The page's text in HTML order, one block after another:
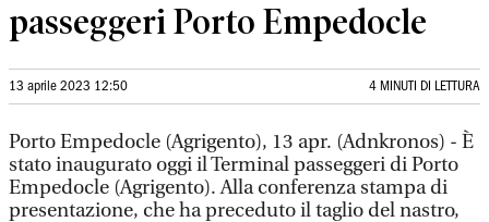
passeggeri Porto Empedocle
13 aprile 2023 12:50 4 MINUTI DI LETTURA
Porto Empedocle (Agrigento), 13 apr. (Adnkronos) - È
stato inaugurato oggi il Terminal passeggeri di Porto
Empedocle (Agrigento). Alla conferenza stampa di
presentazione, che ha preceduto il taglio del nastro,